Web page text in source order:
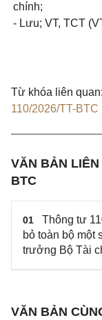
chính;
- Lưu; VT, TCT
Từ khóa liên quan:
110/2026/TT-BTC
VĂN BẢN
BTC
01
Thông tư
bỏ toàn bộ một
trưởng Bộ Tài
VĂN BẢN